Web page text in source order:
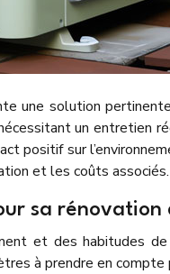
une solution
un entretien
positif sur
et les coûts associés.
sa
et des habitudes
à prendre en